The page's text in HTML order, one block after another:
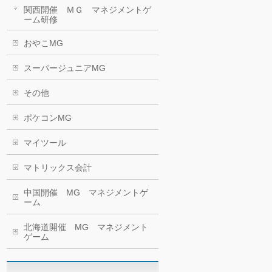
関西開催 ＭＧ マネジメントゲ
ーム研修
おやこMG
スーパージュニアMG
その他
ポケコンMG
マイツール
マトリックス会計
中国開催 MG マネジメントゲ
ーム
北海道開催 MG マネジメント
ゲーム